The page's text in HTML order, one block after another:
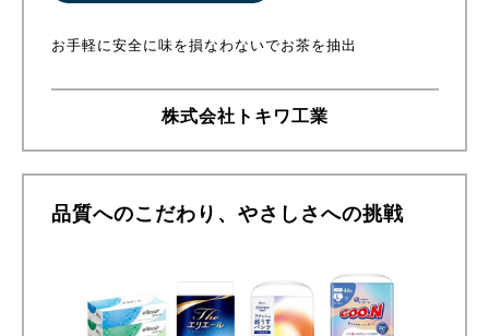
お手軽に安全に味を損なわないでお茶を抽出
株式会社トキワ工業
品質へのこだわり、やさしさへの挑戦